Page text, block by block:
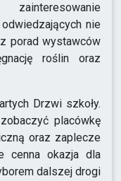
nie
porad wystawców
roślin oraz
Drzwi szkoły.
placówkę
oraz zaplecze
cenna okazja dla
dalszej drogi